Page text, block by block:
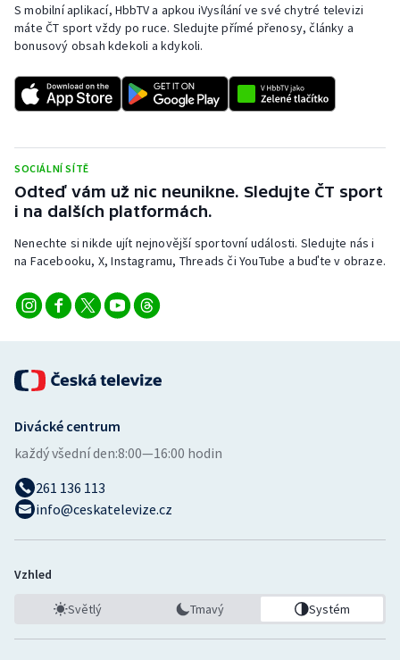
S mobilní aplikací, HbbTV a apkou iVysílání ve své chytré televizi
máte ČT sport vždy po ruce. Sledujte přímé přenosy, články a
bonusový obsah kdekoli a kdykoli.
SOCIÁLNÍ SÍTĚ
Odteď vám už nic neunikne. Sledujte ČT sport
i na dalších platformách.
Nenechte si nikde ujít nejnovější sportovní události. Sledujte nás i
na Facebooku, X, Instagramu, Threads či YouTube a buďte v obraze.
Divácké centrum
každý všední den:8:00—16:00 hodin
261 136 113
info@ceskatelevize.cz
Vzhled
Světlý Tmavý Systém